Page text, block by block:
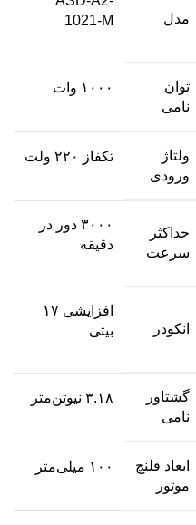
مدل
1021-M
توان
نامی
۱۰۰۰ وات
ولتاژ
ورودی
تکفاز ۲۲۰ ولت
حداکثر
سرعت
۳۰۰۰ دور در
دقیقه
انکودر
افزایشی ۱۷
بیتی
گشتاور
نامی
۳.۱۸ نیوتن‌متر
ابعاد فلنچ
موتور
۱۰۰ میلی‌متر